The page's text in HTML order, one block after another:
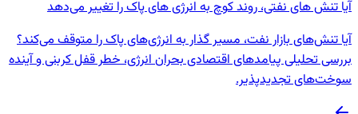
آیا تنش های نفتی، روند کوچ به انرژی های پاک را تغییر می‌دهد
آیا تنش‌های بازار نفت، مسیر گذار به انرژی‌های پاک را متوقف می‌کند؟
بررسی تحلیلی پیامدهای اقتصادی بحران انرژی، خطر قفل کربنی و آینده
سوخت‌های تجدیدپذیر.